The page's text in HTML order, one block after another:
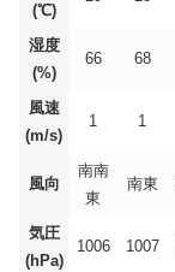
(℃)
湿度
(%)
66 68
風速
(m/s)
1 1
風向
南南
東
南東
気圧
(hPa)
1006 1007